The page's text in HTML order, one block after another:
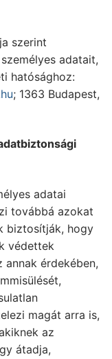
szerint
adatait,
hatósághoz:
; 1363 Budapest,
adatai
továbbá azokat
biztosítják, hogy
védettek
érdekében,
magát arra is,
az
átadja,